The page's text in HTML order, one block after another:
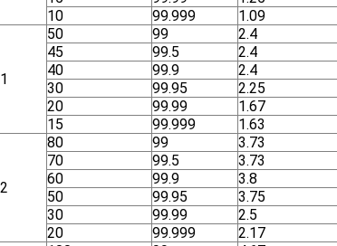
10
99.999 1.09
50 99 2.4
45 99.5
2.4
40
99.9
2.4
30
99.95
2.25
20
99.99
1.67
15
99.999 1.63
80 99 3.73
70 99.5
3.73
60
99.9
3.8
50
99.95
3.75
30
99.99
2.5
20
99.999 2.17